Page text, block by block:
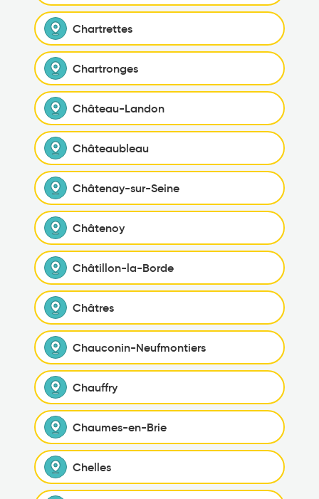
Chartrettes
Chartronges
Château-Landon
Châteaubleau
Châtenay-sur-Seine
Châtenoy
Châtillon-la-Borde
Châtres
Chauconin-Neufmontiers
Chauffry
Chaumes-en-Brie
Chelles